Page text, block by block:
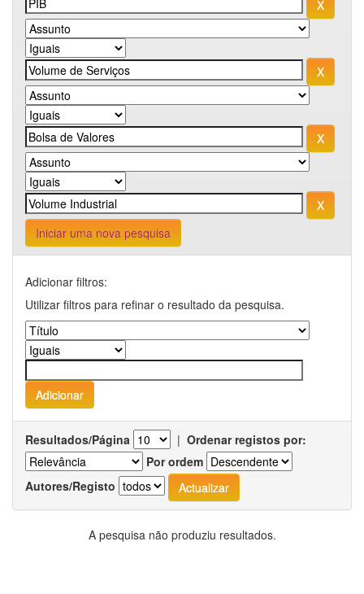
Iniciar uma nova pesquisa
Adicionar filtros:
Utilizar filtros para refinar o resultado da pesquisa.
Resultados/Página | Ordenar registos por:
Por ordem
Autores/Registo
A pesquisa não produziu resultados.